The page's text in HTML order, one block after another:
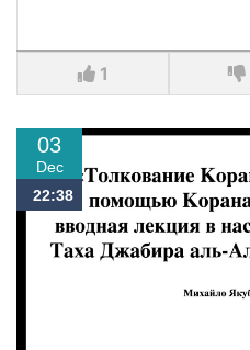
1
03
Dec
22:38